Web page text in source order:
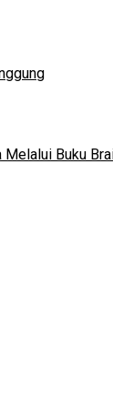
Melalui Buku